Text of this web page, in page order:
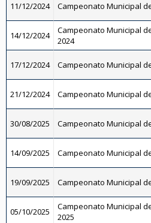
11/12/2024 Campeonato Municipal
14/12/2024
Campeonato Municipal
2024
17/12/2024 Campeonato Municipal
21/12/2024 Campeonato Municipal
30/08/2025 Campeonato Municipal
14/09/2025 Campeonato Municipal
19/09/2025 Campeonato Municipal
05/10/2025
Campeonato Municipal
2025